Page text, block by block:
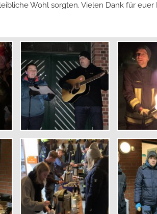
Wohl sorgten. Vielen Dank für euer